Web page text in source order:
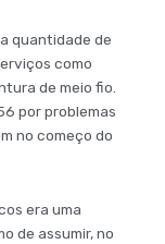
quantidade de
como
de meio fio.
por problemas
no começo do
era uma
de assumir, no